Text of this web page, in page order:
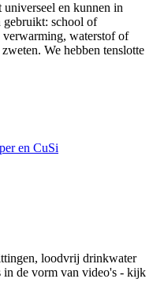
en kunnen in
gebruikt: school of
waterstof of
We hebben tenslotte
en CuSi
loodvrij drinkwater
in de vorm van video's - kijk